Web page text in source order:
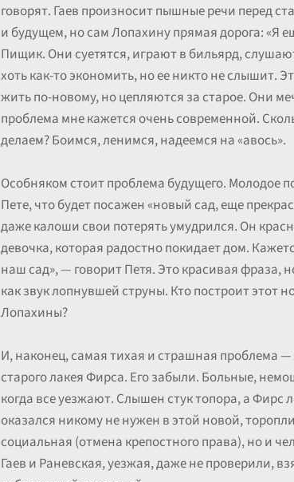
говорят. Гаев произносит пышные речи перед
и будущем, но сам Лопахину прямая дорога: «Я
Пищик. Они суетятся, играют в бильярд,
хоть как-то экономить, но ее никто не слышит.
жить по-новому, но цепляются за старое. Они
проблема мне кажется очень современной.
делаем? Боимся, ленимся, надеемся на «авось».
Особняком стоит проблема будущего. Молодое
Пете, что будет посажен «новый сад, еще
даже калоши свои потерять умудрился. Он
девочка, которая радостно покидает дом.
наш сад», — говорит Петя. Это красивая фраза,
как звук лопнувшей струны. Кто построит этот
Лопахины?
И, наконец, самая тихая и страшная проблема
старого лакея Фирса. Его забыли. Больные,
когда все уезжают. Слышен стук топора, а Фирс
оказался никому не нужен в этой новой,
социальная (отмена крепостного права), но и
Гаев и Раневская, уезжая, даже не проверили,